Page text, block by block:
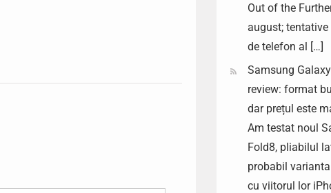
Out of the
august;
de telefon al […]
Samsung
review: format
dar prețul este
Am testat noul
Fold8, pliabilul
probabil
cu viitorul lor